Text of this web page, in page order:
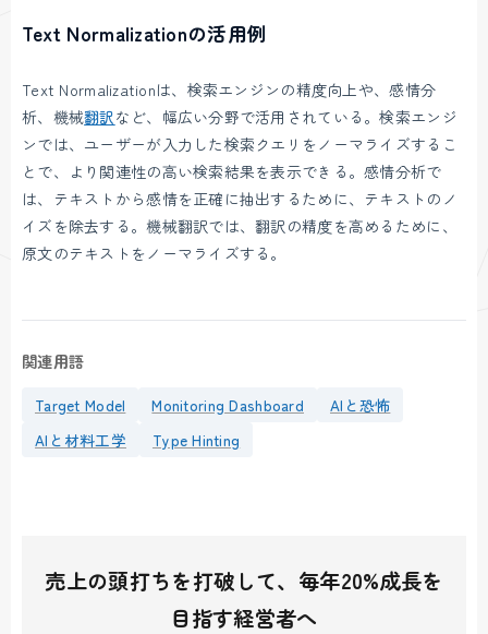
Text Normalizationの活用例
Text Normalizationは、検索エンジンの精度向上や、感情分
析、機械翻訳など、幅広い分野で活用されている。検索エンジ
ンでは、ユーザーが入力した検索クエリをノーマライズするこ
とで、より関連性の高い検索結果を表示できる。感情分析で
は、テキストから感情を正確に抽出するために、テキストのノ
イズを除去する。機械翻訳では、翻訳の精度を高めるために、
原文のテキストをノーマライズする。
関連用語
Target Model Monitoring Dashboard
AIと恐怖
AIと材料工学
Type Hinting
売上の頭打ちを打破して、毎年20%成長を
目指す経営者へ